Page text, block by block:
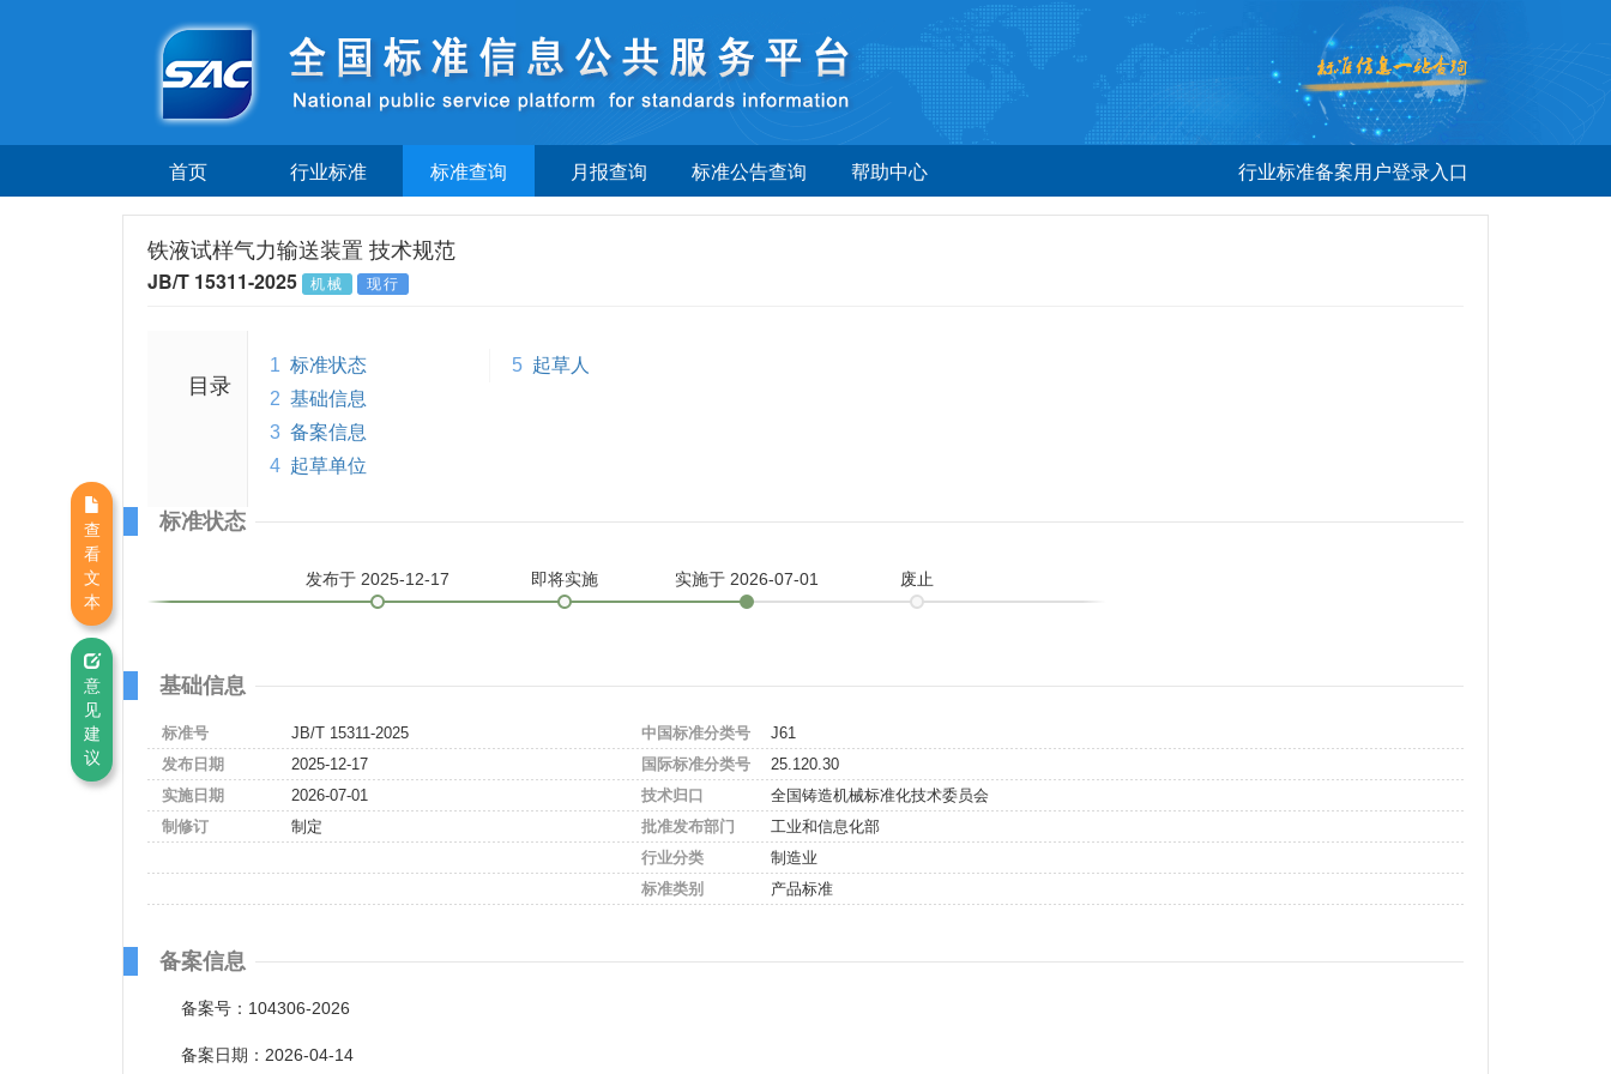
首页 行业标准 标准查询 月报查询 标准公告查询 帮助中心 行业标准备案用户登录入口
查
看
文
本
意
见
建
议
铁液试样气力输送装置 技术规范
JB/T 15311-2025 机械 现行
目录
1 标准状态
2 基础信息
3 备案信息
4 起草单位
5 起草人
标准状态
发布于 2025-12-17 即将实施 实施于 2026-07-01 废止
基础信息
标准号
JB/T 15311-2025
发布日期
2025-12-17
实施日期
2026-07-01
制修订
制定
中国标准分类号
J61
国际标准分类号
25.120.30
技术归口
全国铸造机械标准化技术委员会
批准发布部门
工业和信息化部
行业分类
制造业
标准类别
产品标准
备案信息
备案号：104306-2026
备案日期：2026-04-14